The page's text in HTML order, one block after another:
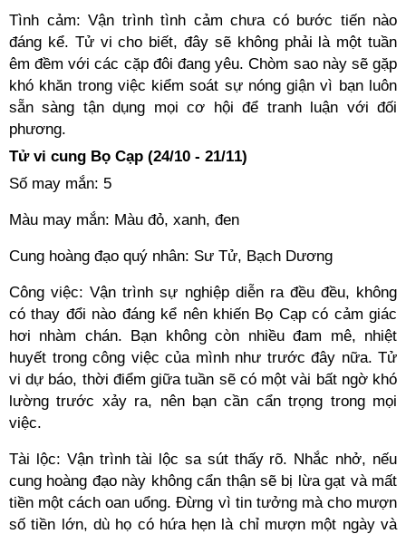
Tình cảm: Vận trình tình cảm chưa có bước tiến nào
đáng kể. Tử vi cho biết, đây sẽ không phải là một tuần
êm đềm với các cặp đôi đang yêu. Chòm sao này sẽ gặp
khó khăn trong việc kiểm soát sự nóng giận vì bạn luôn
sẵn sàng tận dụng mọi cơ hội để tranh luận với đối
phương.
Tử vi cung Bọ Cạp (24/10 - 21/11)
Số may mắn: 5
Màu may mắn: Màu đỏ, xanh, đen
Cung hoàng đạo quý nhân: Sư Tử, Bạch Dương
Công việc: Vận trình sự nghiệp diễn ra đều đều, không
có thay đổi nào đáng kể nên khiến Bọ Cạp có cảm giác
hơi nhàm chán. Bạn không còn nhiều đam mê, nhiệt
huyết trong công việc của mình như trước đây nữa. Tử
vi dự báo, thời điểm giữa tuần sẽ có một vài bất ngờ khó
lường trước xảy ra, nên bạn cần cẩn trọng trong mọi
việc.
Tài lộc: Vận trình tài lộc sa sút thấy rõ. Nhắc nhở, nếu
cung hoàng đạo này không cẩn thận sẽ bị lừa gạt và mất
tiền một cách oan uổng. Đừng vì tin tưởng mà cho mượn
số tiền lớn, dù họ có hứa hẹn là chỉ mượn một ngày và